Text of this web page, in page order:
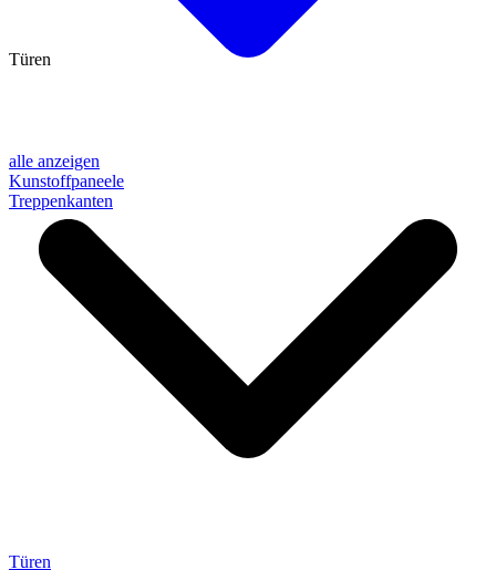
alle anzeigen
Kunstoffpaneele
Treppenkanten
Türen
Türen